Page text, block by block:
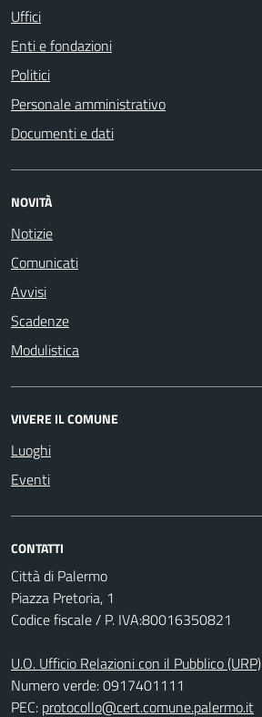
Uffici
Enti e fondazioni
Politici
Personale amministrativo
Documenti e dati
NOVITÀ
Notizie
Comunicati
Avvisi
Scadenze
Modulistica
VIVERE IL COMUNE
Luoghi
Eventi
CONTATTI
Città di Palermo
Piazza Pretoria, 1
Codice fiscale / P. IVA:80016350821
U.O. Ufficio Relazioni con il Pubblico (URP)
Numero verde: 0917401111
PEC: protocollo@cert.comune.palermo.it